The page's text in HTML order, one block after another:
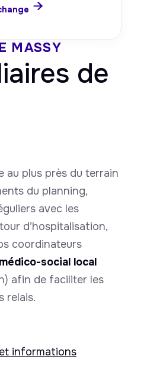

MASSY
de
au plus près du terrain
du planning,
avec les
d’hospitalisation,
coordinateurs
social local
afin de faciliter les
relais.
informations